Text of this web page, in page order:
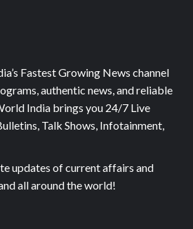
Fastest Growing News channel
authentic news, and reliable
India brings you 24/7 Live
Talk Shows, Infotainment,
updates of current affairs and
all around the world!